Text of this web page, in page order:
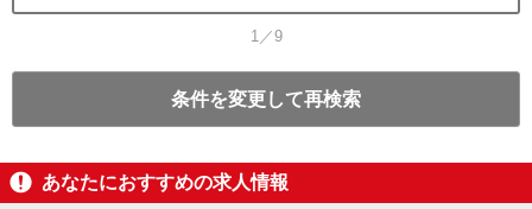
1／9
条件を変更して再検索
あなたにおすすめの求人情報